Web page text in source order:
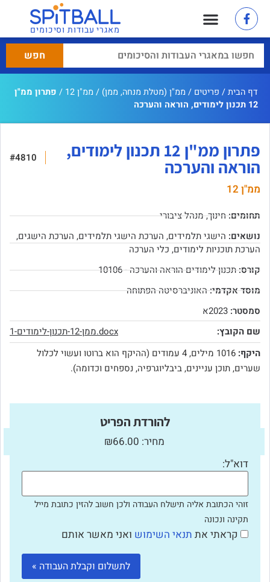
מאגרי עבודות וסיכומים
דף הבית/ פריטים / ממ"ן (מטלת מנחה, ממן) / ממ"ן 12 / פתרון ממ"ן
12 תכנון לימודים, הוראה והערכה
פתרון ממ"ן 12 תכנון לימודים,
הוראה והערכה #4810
ממ"ן 12
תחומים:חינוך,מנהל ציבורי
נושאים: הישגי תלמידים, הערכת הישגי תלמידים, הערכת הישגים,
הערכת תוכניות לימודים, כלי הערכה
קורס:תכנון לימודים הוראה והערכה - 10106
מוסד אקדמי:האוניברסיטה הפתוחה
סמסטר: 2023א
שם הקובץ:
ממן-12-תכנון-לימודים-1.docx
היקף:
1016 מילים, 4 עמודים (ההיקף הוא ברוטו ועשוי לכלול
שערים, תוכן עניינים, ביבליוגרפיה, נספחים וכדומה).
להורדת הפריט
מחיר: ₪66.00
דוא"ל:
זוהי הכתובת אליה תישלח העבודה ולכן חשוב להזין כתובת מייל
תקינה ונכונה
קראתי את תנאי השימוש ואני מאשר אותם